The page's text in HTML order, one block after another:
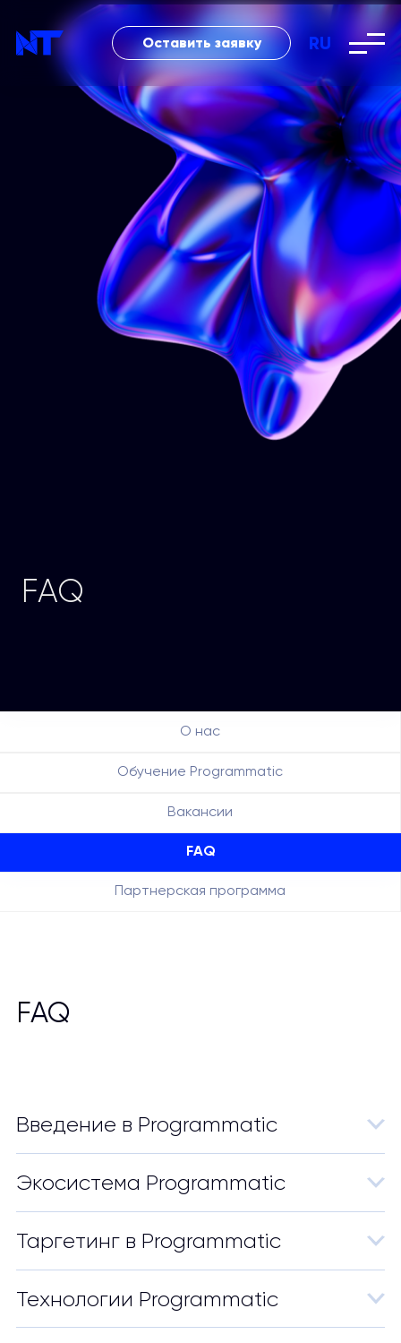
RU
Оставить заявку
FAQ
О нас
Обучение Programmatic
Вакансии
FAQ
Партнерская программа
FAQ
Введение в Programmatic
Экосистема Programmatic
Таргетинг в Programmatic
Технологии Programmatic